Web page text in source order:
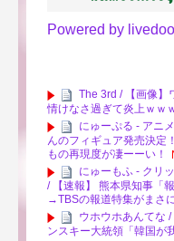
Powered by
The 3rd / 【画像】
情けなさ過ぎて炎上ｗｗ
にゅーぷる - アニ
んのフィギュア発売決定
もの再現度が凄ーーい！
にゅーもふ - クリ
/ 【速報】 熊本県知事「
→TBSの報道特集がまさ
ウホウホあんてな
ンスキー大統領「韓国が